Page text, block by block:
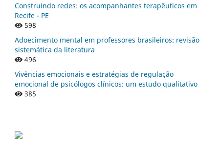
Construindo redes: os acompanhantes terapêuticos em
Recife - PE
598
Adoecimento mental em professores brasileiros: revisão
sistemática da literatura
496
Vivências emocionais e estratégias de regulação
emocional de psicólogos clínicos: um estudo qualitativo
385